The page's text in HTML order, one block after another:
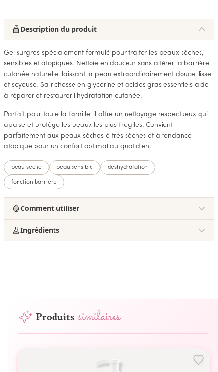
Description du produit
Gel surgras spécialement formulé pour traiter les peaux sèches,
sensibles et atopiques. Nettoie en douceur sans altérer la barrière
cutanée naturelle, laissant la peau extraordinairement douce, lisse
et soyeuse. Sa richesse en glycérine et acides gras essentiels aide
à réparer et restaurer l'hydratation cutanée.
Parfait pour toute la famille, il offre un nettoyage respectueux qui
apaise et protège les peaux les plus fragiles. Convient
parfaitement aux peaux sèches à très sèches et à tendance
atopique pour un confort optimal au quotidien.
peau seche peau sensible déshydratation
fonction barrière
Comment utiliser
Ingrédients
Produits similaires